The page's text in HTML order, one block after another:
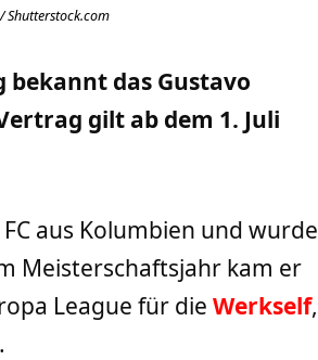
Shutterstock.com
bekannt das Gustavo
gilt ab dem 1. Juli
aus Kolumbien und wurde
Meisterschaftsjahr kam er
League für dieWerkself,